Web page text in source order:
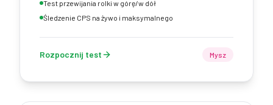
Test przewijania rolki w górę/w dół
Śledzenie CPS na żywo i maksymalnego
Rozpocznij test Mysz